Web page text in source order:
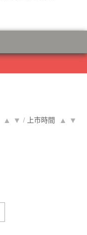
▲ ▼ / 上市時間 ▲ ▼